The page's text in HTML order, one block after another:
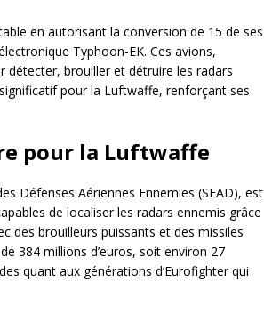
en autorisant la conversion de 15 de ses
Typhoon-EK. Ces avions,
détecter, brouiller et détruire les radars
pour la Luftwaffe, renforçant ses
pour la Luftwaffe
Défenses Aériennes Ennemies (SEAD), est
de localiser les radars ennemis grâce
des brouilleurs puissants et des missiles
384 millions d’euros, soit environ 27
quant aux générations d’Eurofighter qui